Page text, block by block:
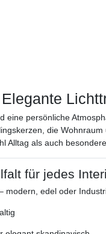
eine persönliche
die
Alltag als auch
für jedes
modern, edel oder